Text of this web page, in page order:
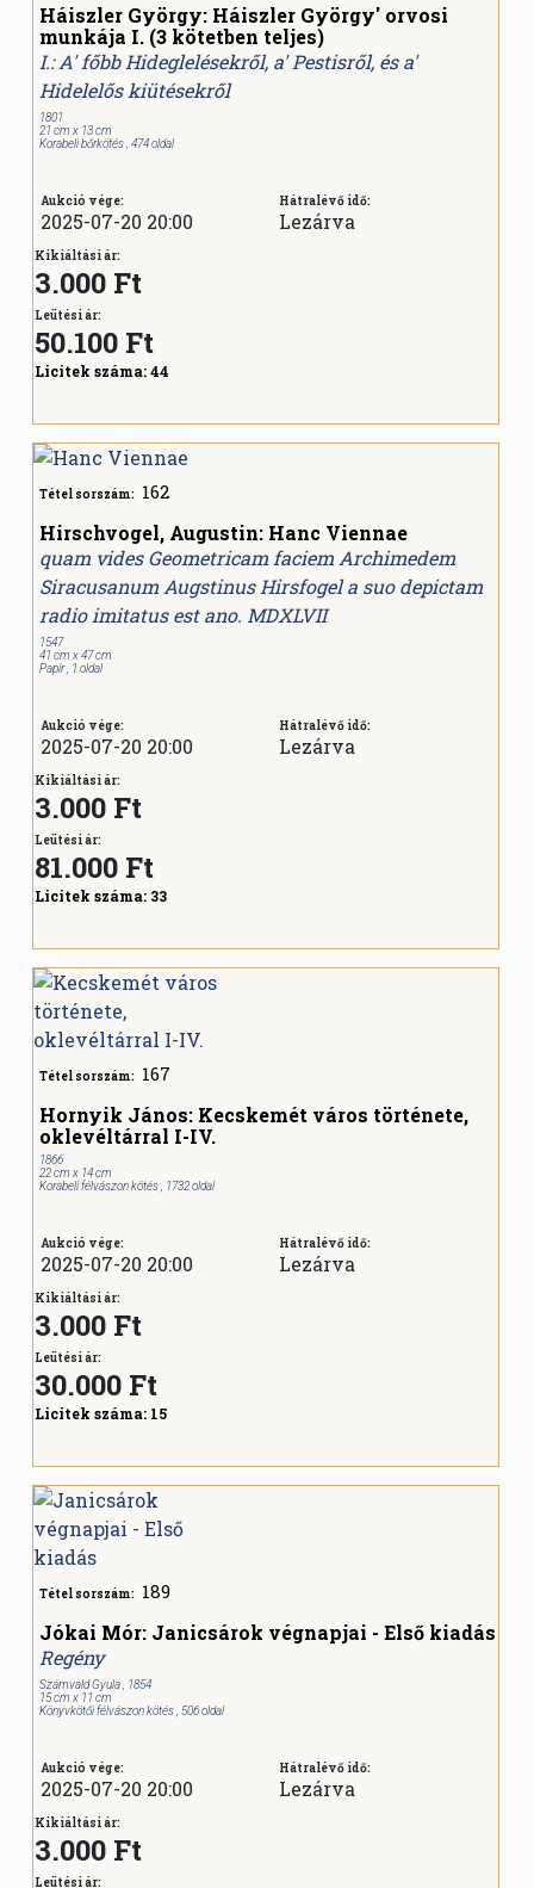
Háiszler György: Háiszler György' orvosi
munkája I. (3 kötetben teljes)
I.: A' főbb Hideglelésekről, a' Pestisről, és a'
Hidelelős kiütésekről
1801
21 cm x 13 cm
Korabeli bőrkötés , 474 oldal
Aukció vége:
2025-07-20 20:00
Hátralévő idő:
Lezárva
Kikiáltási ár:
3.000 Ft
Leütési ár:
50.100 Ft
Licitek száma:44
Tétel sorszám: 162
Hirschvogel, Augustin: Hanc Viennae
quam vides Geometricam faciem Archimedem
Siracusanum Augstinus Hirsfogel a suo depictam
radio imitatus est ano. MDXLVII
1547
41 cm x 47 cm
Papír , 1 oldal
Aukció vége:
2025-07-20 20:00
Hátralévő idő:
Lezárva
Kikiáltási ár:
3.000 Ft
Leütési ár:
81.000 Ft
Licitek száma: 33
Tétel sorszám: 167
Hornyik János: Kecskemét város története,
oklevéltárral I-IV.
1866
22 cm x 14 cm
Korabeli félvászon kötés , 1732 oldal
Aukció vége:
2025-07-20 20:00
Hátralévő idő:
Lezárva
Kikiáltási ár:
3.000 Ft
Leütési ár:
30.000 Ft
Licitek száma: 15
Tétel sorszám: 189
Jókai Mór: Janicsárok végnapjai - Első kiadás
Regény
Számvald Gyula , 1854
15 cm x 11 cm
Könyvkötői félvászon kötés , 506 oldal
Aukció vége:
2025-07-20 20:00
Hátralévő idő:
Lezárva
Kikiáltási ár:
3.000 Ft
Leütési ár: